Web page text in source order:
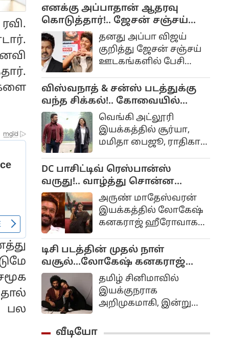
பல
மற்றும் இரண்டாம்
பாகங்கள் கன்னடத்தில்
உருவானாலும்
தெலுங்கு, தமிழ், ஹிந்தி
போன்ற மொழிகளில் டப்
செய்யப்பட்டு இந்தியா
முழுவதும் பல கோடி
வசூலை அள்ளியது.
எனக்கு அப்பாதான் ஆதரவு
கொடுத்தார்!.. ஜேசன் சஞ்சய்
பேட்டி!...
தனது அப்பா விஜய்
குறித்து ஜேசன் சஞ்சய்
ஊடகங்களில் பேசி
கவனத்தை ஈர்த்து
வருகிறது. சில
நாட்களுக்கு அளித்த
பேட்டியில் தனது அப்பா
ஜோசப் விஜய்
தமிழகத்தின்
முதலமைச்சரானது
பற்றி மிகவும்
பெருமையாக
பேசியிருந்தார்.
விஸ்வநாத் & சன்ஸ் படத்துக்கு
வந்த சிக்கல்!.. கோவையில்
வெளியாகுமா?...வெங்கி அட்லூரி
இயக்கத்தில் சூர்யா,
மமிதா பைஜூ, ராதிகா
வேடத்தில் நடித்துள்ள
திரைப்படம் விஸ்வநாத்
அண்ட் சன்ஸ்.
DC பாசிட்டிவ் ரெஸ்பான்ஸ்
வருது!.. வாழ்த்து சொன்ன
சூர்யா!..
அருண் மாதேஸ்வரன்
இயக்கத்தில் லோகேஷ்
கனகராஜ் ஹீரோவாக
வெளியான திரைப்படம்
டிசி
டிசி படத்தின் முதல் நாள்
வசூல்...லோகேஷ் கனகராஜ்
செஞ்ச தரமான சம்பவம்!
தமிழ் சினிமாவில்
இயக்குநராக
அறிமுகமாகி, இன்று
வீடியோ